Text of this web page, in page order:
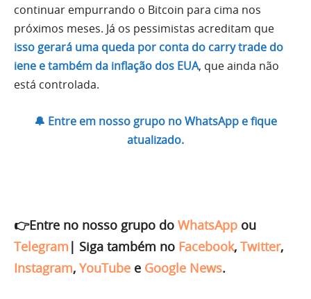
continuar empurrando o Bitcoin para cima nos
próximos meses. Já os pessimistas acreditam que
isso gerará uma queda por conta do carry trade do
iene e também da inflação dos EUA, que ainda não
está controlada.
🔔 Entre em nosso grupo no WhatsApp e fique
atualizado.
👉Entre no nosso grupo do WhatsApp ou
Telegram | Siga também no Facebook, Twitter,
Instagram, YouTube e Google News.